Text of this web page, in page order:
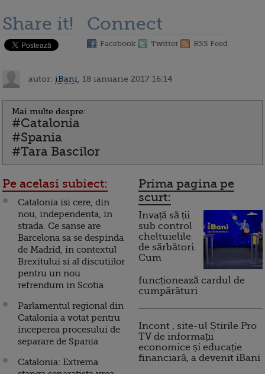
Share it! Connect
Facebook Twitter RSS Feed
autor: iBani , 18 ianuarie 2017 16:14
Mai multe despre:
#Catalonia
#Spania
#Tara Bascilor
Pe acelasi subiect:
Catalonia isi cere, din
nou, independenta, in
strada. Ce sanse are
Barcelona sa se despinda
de Madrid, in contextul
Brexitului si al discutiilor
pentru un nou
refrendum in Scotia
Parlamentul regional din
Catalonia a votat pentru
inceperea procesului de
separare de Spania
Catalonia: Extrema
Prima pagina pe
scurt:
Invață să ții
sub control
cheltuielile
de sărbători.
Cum
funcționează cardul de
cumpărături
Incont , site-ul Știrile Pro
TV de informații
economice și educație
financiară, a devenit iBani